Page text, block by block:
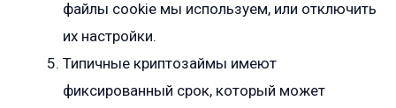
файлы cookie мы используем, или отключить
их настройки.
Типичные криптозаймы имеют
фиксированный срок, который может